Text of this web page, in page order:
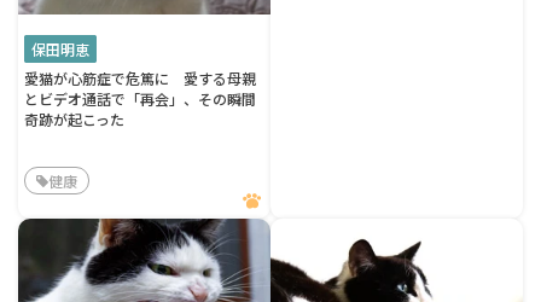
保田明恵
愛猫が心筋症で危篤に 愛する母親
とビデオ通話で「再会」、その瞬間
奇跡が起こった
健康